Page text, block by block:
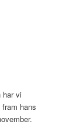
har vi
hans